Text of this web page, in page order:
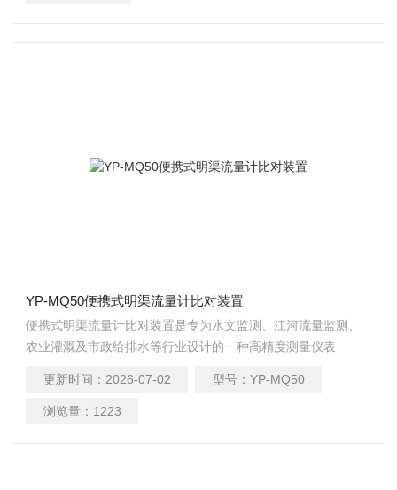
YP-MQ50便携式明渠流量计比对装置
便携式明渠流量计比对装置是专为水文监测、江河流量监测、
农业灌溉及市政给排水等行业设计的一种高精度测量仪表
更新时间： 2026-07-02 型号： YP-MQ50
浏览量： 1223